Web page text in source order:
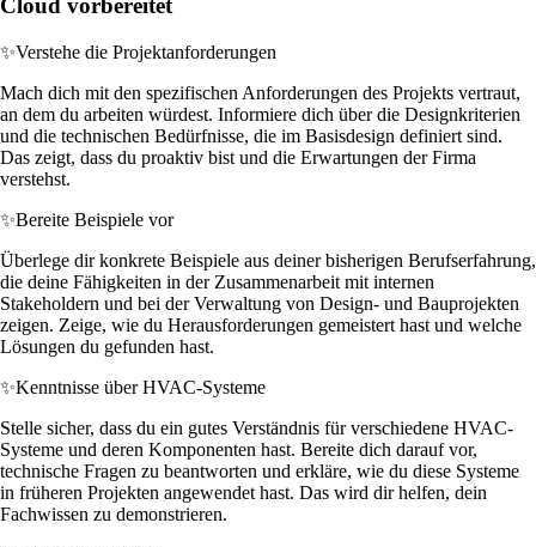
Cloud vorbereitet
✨Verstehe die Projektanforderungen
Mach dich mit den spezifischen Anforderungen des Projekts vertraut,
an dem du arbeiten würdest. Informiere dich über die Designkriterien
und die technischen Bedürfnisse, die im Basisdesign definiert sind.
Das zeigt, dass du proaktiv bist und die Erwartungen der Firma
verstehst.
✨Bereite Beispiele vor
Überlege dir konkrete Beispiele aus deiner bisherigen Berufserfahrung,
die deine Fähigkeiten in der Zusammenarbeit mit internen
Stakeholdern und bei der Verwaltung von Design- und Bauprojekten
zeigen. Zeige, wie du Herausforderungen gemeistert hast und welche
Lösungen du gefunden hast.
✨Kenntnisse über HVAC-Systeme
Stelle sicher, dass du ein gutes Verständnis für verschiedene HVAC-
Systeme und deren Komponenten hast. Bereite dich darauf vor,
technische Fragen zu beantworten und erkläre, wie du diese Systeme
in früheren Projekten angewendet hast. Das wird dir helfen, dein
Fachwissen zu demonstrieren.